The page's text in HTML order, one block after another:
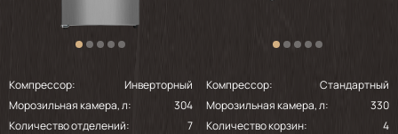
Компрессор:
Инверторный
Морозильная камера, л:
304
Количество отделений:
7
Компрессор:
Стандартный
Морозильная камера, л:
330
Количество корзин:
4